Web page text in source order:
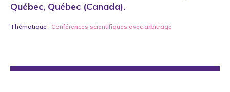
Québec, Québec (Canada).
Thématique : Conférences scientifiques avec arbitrage